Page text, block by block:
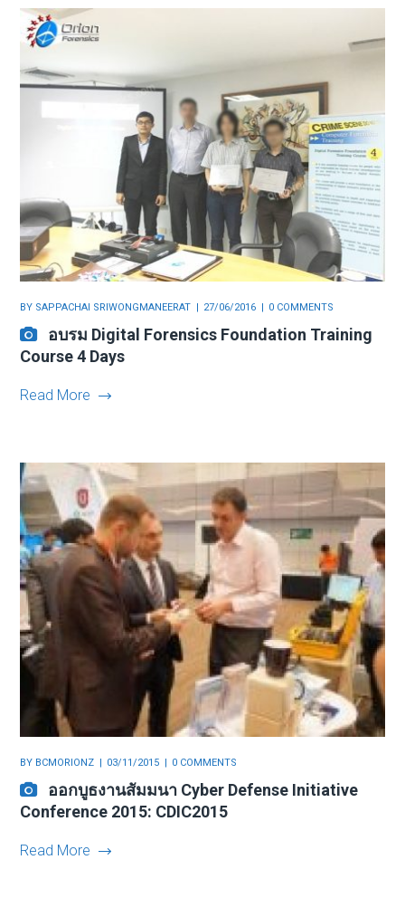
BY SAPPACHAI SRIWONGMANEERAT 27/06/2016 0 COMMENTS
อบรม Digital Forensics Foundation Training
Course 4 Days
Read More
BY BCMORIONZ 03/11/2015 0 COMMENTS
ออกบูธงานสัมมนา Cyber Defense Initiative
Conference 2015: CDIC2015
Read More